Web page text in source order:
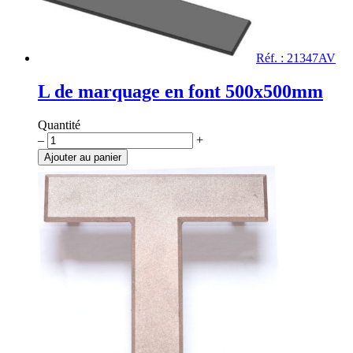
Réf. : 21347AV
L de marquage en font 500x500mm
Quantité
quantité
de
L
de
marquage
en
font
– +
Ajouter au panier